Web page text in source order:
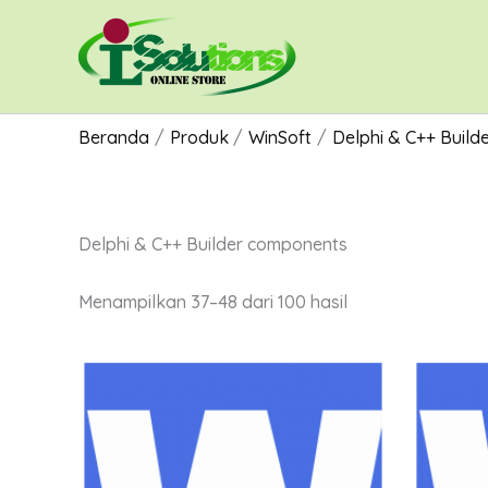
Beranda Produk WinSoft Delphi & C++
Delphi & C++ Builder components
Menampilkan 37–48 dari 100 hasil
Rp1,200,000.00
Rp5,200,000.00
ini
memiliki
beberapa